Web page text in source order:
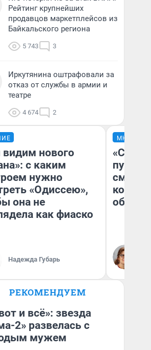
Рейтинг крупнейших
продавцов маркетплейсов из
Байкальского региона
5 743 3
Иркутянина оштрафовали за
отказ от службы в армии и
театре
4 674 2
нового
с каким
нужно
«Одиссею»,
она не
как фиаско
Надежда Губарь
МНЕНИЕ
РЕКОМЕНДУЕМ
и всё»: звезда
2» развелась с
мужем